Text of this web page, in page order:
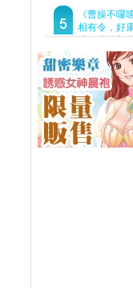
樓開啟 同步
預告片
《曹操不囉
相有令，好
嗦！事前預